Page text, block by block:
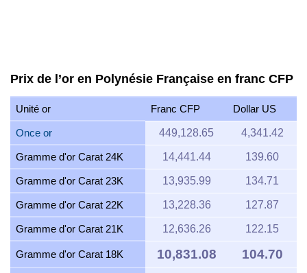
Prix de l’or en Polynésie Française en franc CFP
Unité or Franc CFP Dollar US
Once or 449,128.65 4,341.42
Gramme d'or Carat 24K 14,441.44 139.60
Gramme d'or Carat 23K 13,935.99 134.71
Gramme d'or Carat 22K 13,228.36 127.87
Gramme d'or Carat 21K 12,636.26 122.15
Gramme d'or Carat 18K 10,831.08 104.70